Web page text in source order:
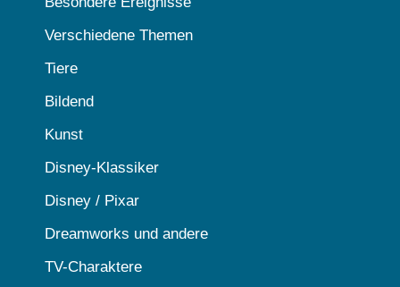
Verschiedene Themen
Tiere
Bildend
Kunst
Disney-Klassiker
Disney / Pixar
Dreamworks und andere
TV-Charaktere